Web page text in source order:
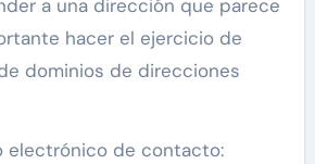
a una dirección que parece
hacer el ejercicio de
dominios de direcciones
electrónico de contacto: